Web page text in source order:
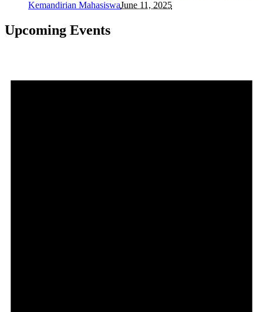
Kemandirian MahasiswaJune 11, 2025
Upcoming Events